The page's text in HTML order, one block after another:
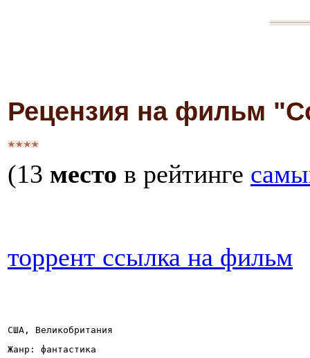
Рецензия на фильм
(13 место в рейтинге
торрент ссылка на фильм
США, Великобритания
Жанр: фантастика